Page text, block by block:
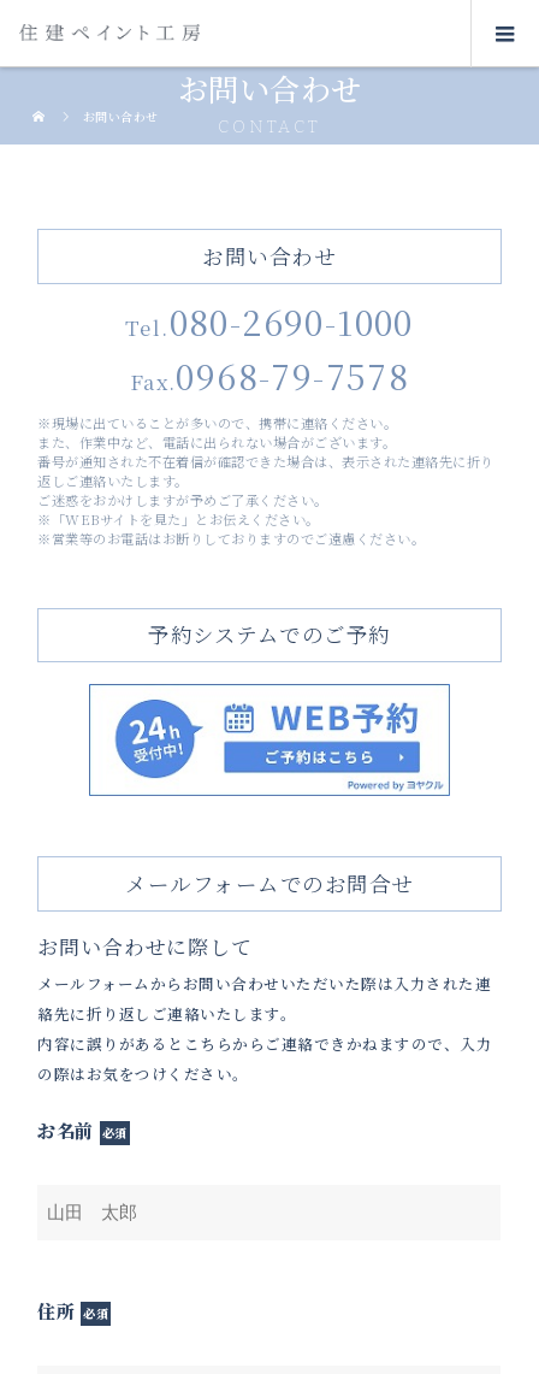
お問い合わせ
CONTACT
お問い合わせ
お問い合わせ
Tel.080-2690-1000
Fax.0968-79-7578
※現場に出ていることが多いので、携帯に連絡ください。
また、作業中など、電話に出られない場合がございます。
番号が通知された不在着信が確認できた場合は、表示された連絡先に折り
返しご連絡いたします。
ご迷惑をおかけしますが予めご了承ください。
※「WEBサイトを見た」とお伝えください。
※営業等のお電話はお断りしておりますのでご遠慮ください。
予約システムでのご予約
メールフォームでのお問合せ
お問い合わせに際して
メールフォームからお問い合わせいただいた際は入力された連
絡先に折り返しご連絡いたします。
内容に誤りがあるとこちらからご連絡できかねますので、入力
の際はお気をつけください。
お名前 必須
住所 必須